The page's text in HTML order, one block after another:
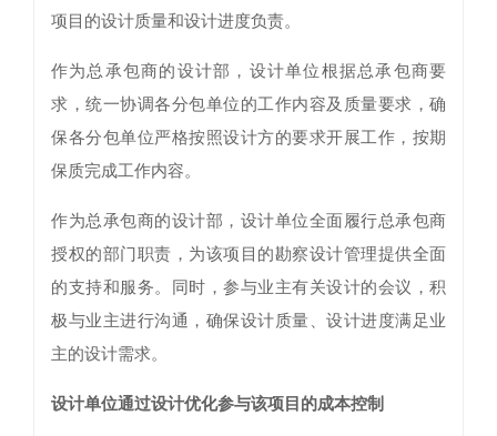
项目的设计质量和设计进度负责。
作为总承包商的设计部，设计单位根据总承包商要
求，统一协调各分包单位的工作内容及质量要求，确
保各分包单位严格按照设计方的要求开展工作，按期
保质完成工作内容。
作为总承包商的设计部，设计单位全面履行总承包商
授权的部门职责，为该项目的勘察设计管理提供全面
的支持和服务。同时，参与业主有关设计的会议，积
极与业主进行沟通，确保设计质量、设计进度满足业
主的设计需求。
设计单位通过设计优化参与该项目的成本控制